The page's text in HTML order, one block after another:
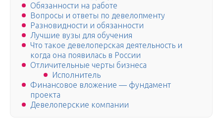
Обязанности на работе
Вопросы и ответы по девелопменту
Разновидности и обязанности
Лучшие вузы для обучения
Что такое девелоперская деятельность и
когда она появилась в России
Отличительные черты бизнеса
Исполнитель
Финансовое вложение — фундамент
проекта
Девелоперские компании